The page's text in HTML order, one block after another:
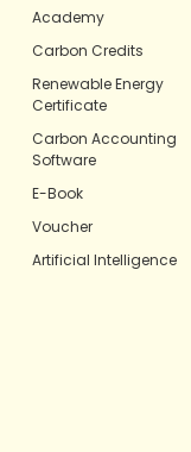
Academy
Carbon Credits
Renewable Energy
Certificate
Carbon Accounting
Software
E-Book
Voucher
Artificial Intelligence